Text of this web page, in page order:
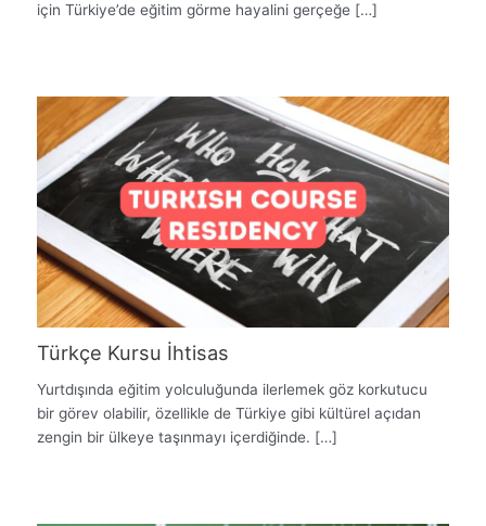
için Türkiye’de eğitim görme hayalini gerçeğe […]
Türkçe Kursu İhtisas
Yurtdışında eğitim yolculuğunda ilerlemek göz korkutucu
bir görev olabilir, özellikle de Türkiye gibi kültürel açıdan
zengin bir ülkeye taşınmayı içerdiğinde. […]